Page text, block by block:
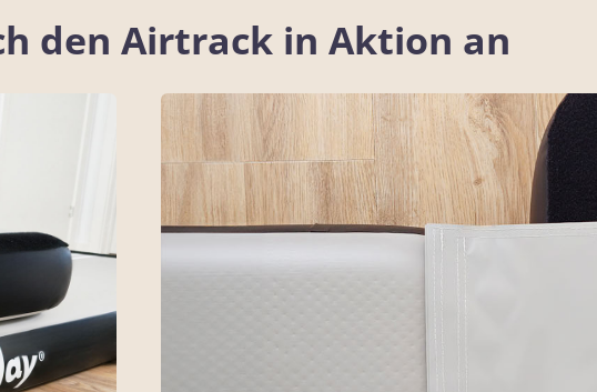
den Airtrack in Aktion an